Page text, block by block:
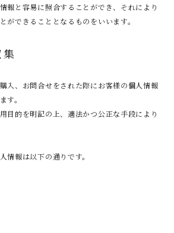
報と容易に照合することができ、それにより
ができることとなるものをいいます。
入、お問合せをされた際にお客様の個人情報
す。
目的を明記の上、適法かつ公正な手段により
情報は以下の通りです。